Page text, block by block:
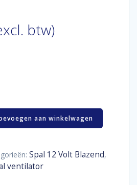
btw)
aan winkelwagen
Spal 12 Volt Blazend,
ventilator